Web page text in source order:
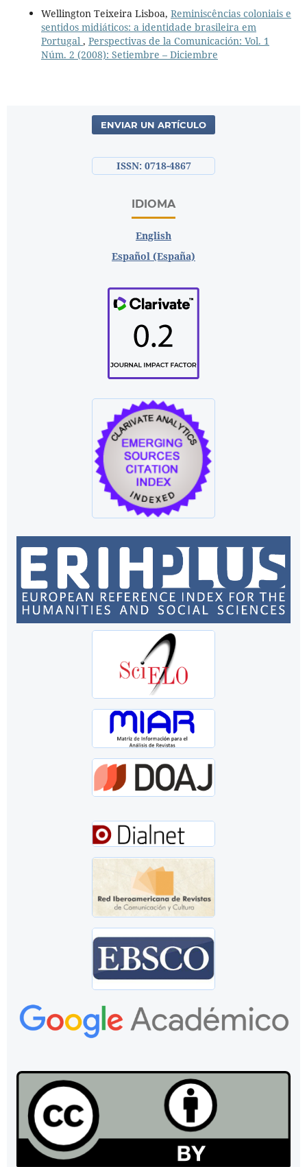
Wellington Teixeira Lisboa, Reminiscências coloniais e
sentidos midiáticos: a identidade brasileira em
Portugal , Perspectivas de la Comunicación: Vol. 1
Núm. 2 (2008): Setiembre – Diciembre
ENVIAR UN ARTÍCULO
ISSN: 0718-4867
IDIOMA
English
Español (España)